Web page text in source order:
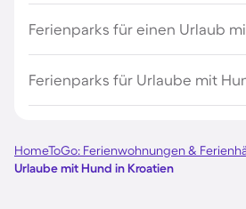
Ferienparks für einen Urlaub
Ferienparks für Urlaube mit
HomeToGo: Ferienwohnungen &
Urlaube mit Hund in Kroatien